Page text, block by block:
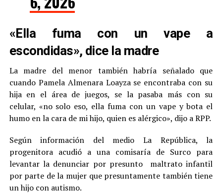
«Ella fuma con un vape a
escondidas», dice la madre
La madre del menor también habría señalado que
cuando Pamela Almenara Loayza se encontraba con su
hija en el área de juegos, se la pasaba más con su
celular, «no solo eso, ella fuma con un vape y bota el
humo en la cara de mi hijo, quien es alérgico», dijo a RPP.
Según información del medio La República, la
progenitora acudió a una comisaría de Surco para
levantar la denunciar por presunto maltrato infantil
por parte de la mujer que presuntamente también tiene
un hijo con autismo.